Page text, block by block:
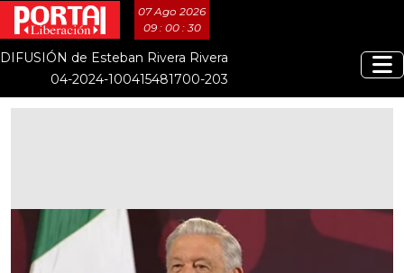
07 Ago 2026
09 : 00 : 31
DIFUSIÓN de Esteban Rivera Rivera
04-2024-100415481700-203